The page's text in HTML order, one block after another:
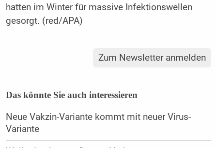
hatten im Winter für massive Infektionswellen
gesorgt. (red/APA)
Zum Newsletter anmelden
Das könnte Sie auch interessieren
Neue Vakzin-Variante kommt mit neuer Virus-
Variante